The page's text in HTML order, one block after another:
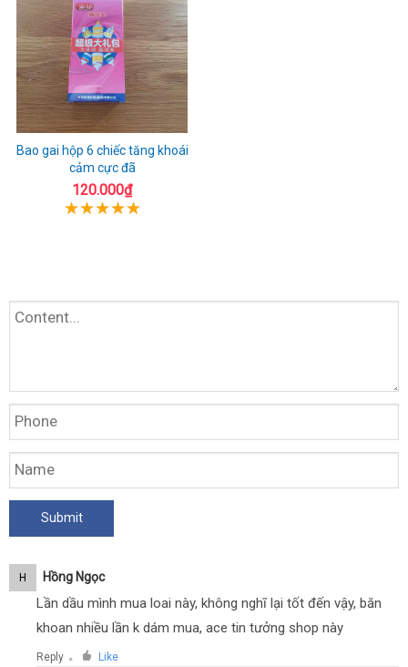
Bao gai hộp 6 chiếc tăng khoái
cảm cực đã
120.000₫
H Hồng Ngọc
Lần dầu mình mua loai này, không nghĩ lại tốt đến vậy, băn
khoan nhiều lần k dám mua, ace tin tưởng shop này
Reply ● Like